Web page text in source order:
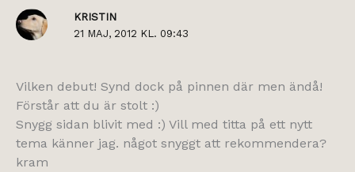
KRISTIN
21 MAJ, 2012 KL. 09:43
Vilken debut! Synd dock på pinnen där men ändå!
Förstår att du är stolt :)
Snygg sidan blivit med :) Vill med titta på ett nytt
tema känner jag. något snyggt att rekommendera?
kram